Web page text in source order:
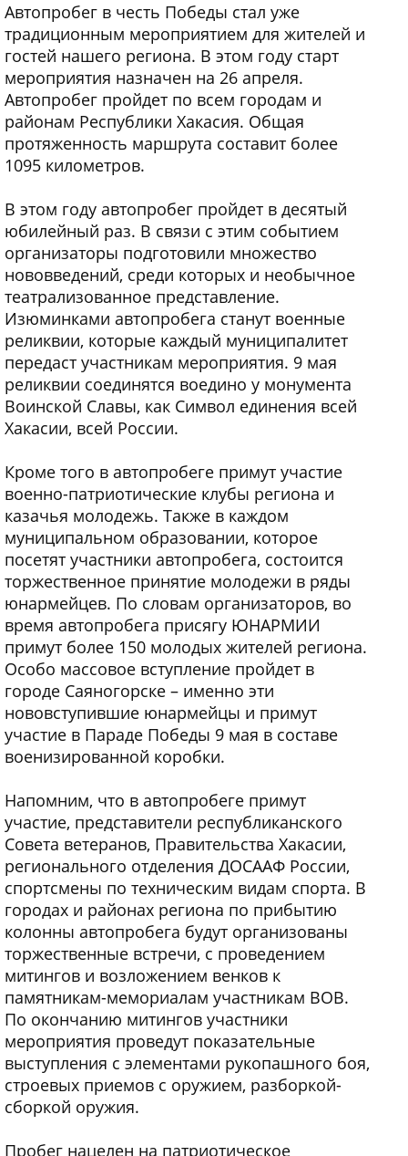
Автопробег в честь Победы стал уже
традиционным мероприятием для жителей и
гостей нашего региона. В этом году старт
мероприятия назначен на 26 апреля.
Автопробег пройдет по всем городам и
районам Республики Хакасия. Общая
протяженность маршрута составит более
1095 километров.
В этом году автопробег пройдет в десятый
юбилейный раз. В связи с этим событием
организаторы подготовили множество
нововведений, среди которых и необычное
театрализованное представление.
Изюминками автопробега станут военные
реликвии, которые каждый муниципалитет
передаст участникам мероприятия. 9 мая
реликвии соединятся воедино у монумента
Воинской Славы, как Символ единения всей
Хакасии, всей России.
Кроме того в автопробеге примут участие
военно-патриотические клубы региона и
казачья молодежь. Также в каждом
муниципальном образовании, которое
посетят участники автопробега, состоится
торжественное принятие молодежи в ряды
юнармейцев. По словам организаторов, во
время автопробега присягу ЮНАРМИИ
примут более 150 молодых жителей региона.
Особо массовое вступление пройдет в
городе Саяногорске – именно эти
нововступившие юнармейцы и примут
участие в Параде Победы 9 мая в составе
военизированной коробки.
Напомним, что в автопробеге примут
участие, представители республиканского
Совета ветеранов, Правительства Хакасии,
регионального отделения ДОСААФ России,
спортсмены по техническим видам спорта. В
городах и районах региона по прибытию
колонны автопробега будут организованы
торжественные встречи, с проведением
митингов и возложением венков к
памятникам-мемориалам участникам ВОВ.
По окончанию митингов участники
мероприятия проведут показательные
выступления с элементами рукопашного боя,
строевых приемов с оружием, разборкой-
сборкой оружия.
Пробег нацелен на патриотическое